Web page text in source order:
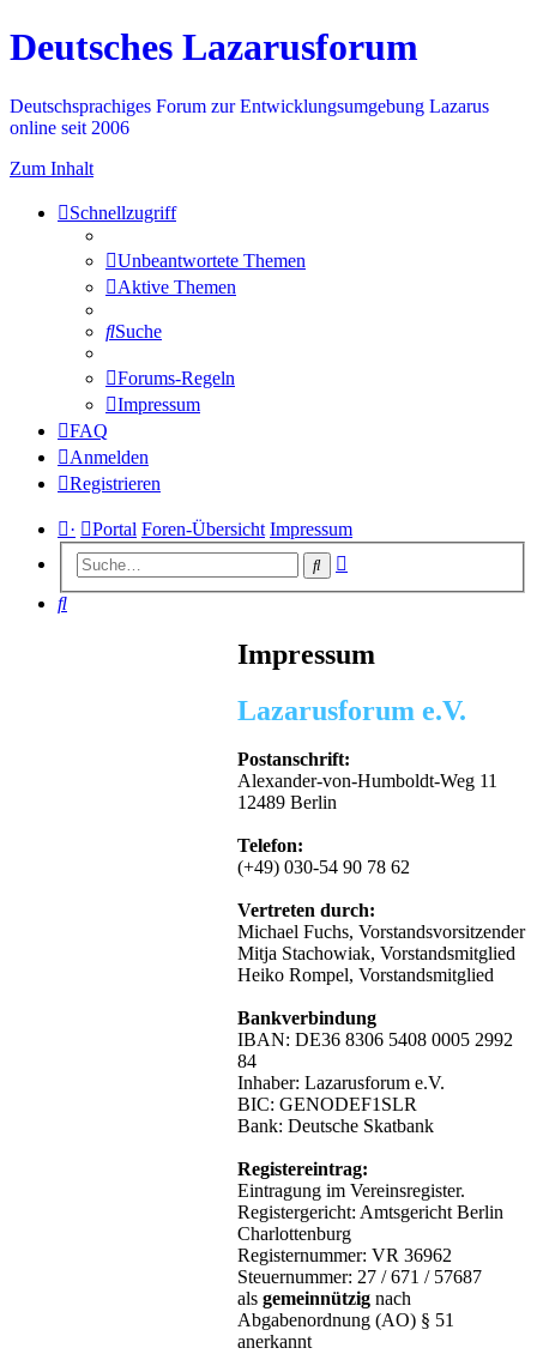
Deutsches Lazarusforum
Deutschsprachiges Forum zur Entwicklungsumgebung Lazarus
online seit 2006
Zum Inhalt
Schnellzugriff
Unbeantwortete Themen
Aktive Themen
Suche
Forums-Regeln
Impressum
FAQ
Anmelden
Registrieren
· Portal Foren-Übersicht Impressum
Suche
Suche
Impressum
Lazarusforum e.V.
Postanschrift:
Alexander-von-Humboldt-Weg 11
12489 Berlin
Telefon:
(+49) 030-54 90 78 62
Vertreten durch:
Michael Fuchs, Vorstandsvorsitzender
Mitja Stachowiak, Vorstandsmitglied
Heiko Rompel, Vorstandsmitglied
Bankverbindung
IBAN: DE36 8306 5408 0005 2992
84
Inhaber: Lazarusforum e.V.
BIC: GENODEF1SLR
Bank: Deutsche Skatbank
Registereintrag:
Eintragung im Vereinsregister.
Registergericht: Amtsgericht Berlin
Charlottenburg
Registernummer: VR 36962
Steuernummer: 27 / 671 / 57687
als gemeinnützig nach
Abgabenordnung (AO) § 51
anerkannt